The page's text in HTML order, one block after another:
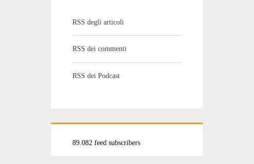
RSS degli articoli
RSS dei commenti
RSS dei Podcast
89.082 feed subscribers